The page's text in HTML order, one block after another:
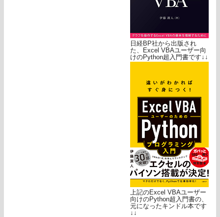
日経BP社から出版され
た、Excel VBAユーザー向
けのPython超入門書です↓↓
上記のExcel VBAユーザー
向けのPython超入門書の、
元になったキンドル本です
↓↓